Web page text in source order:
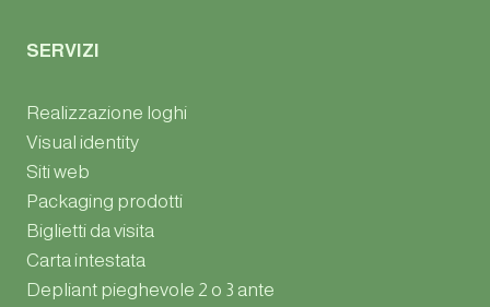
SERVIZI
Realizzazione loghi
Visual identity
Siti web
Packaging prodotti
Biglietti da visita
Carta intestata
Depliant pieghevole 2 o 3 ante